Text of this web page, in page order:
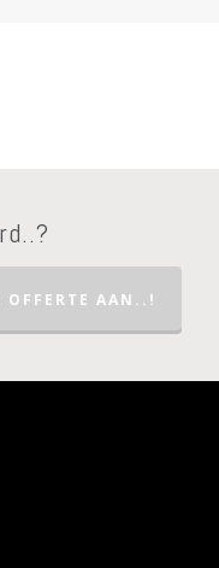
OFFERTE AAN..!